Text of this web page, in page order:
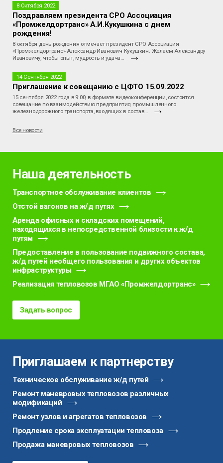
8 Октября 2022
Поздравляем президента СРО Ассоциация
«Промжелдортранс» А.И.Кукушкина с днем
рождения!
8 октября день рождения отмечает президент СРО Ассоциация
«Промжелдортранс» Александр Иванович Кукушкин. Желаем Александру
Ивановичу, чтобы опыт, мудрость и удача…
14 Сентября 2022
Приглашение к совещанию с ЦФТО 15.09.2022
15 сентября 2022 года в 9:00, в формате видеоконференции, состоится
совещание по взаимодействию предприятиq промышленного
железнодорожного транспорта, входящих в состав…
Все новости
Наша деятельность
Транспортное обслуживание клиентов
Отстой вагонов на ж/д путях
Аренда офисных и складских помещений,
находящихся в непосредственной близости к ж/д
путям
Предоставление в пользование подвижного состава,
ж/д путей необщего пользования и других объектов
инфраструктуры
Реализация тепловозов МГАО «Промжелдортранс»
Задать вопрос
Приглашаем к партнерству
Техническое обслуживание ж/д путей
Ремонт маневровых тепловозов различных
модификаций
Ремонт узлов и агрегатов тепловозов
Продление срока эксплуатации тепловоза
Продажа маневровых тепловозов